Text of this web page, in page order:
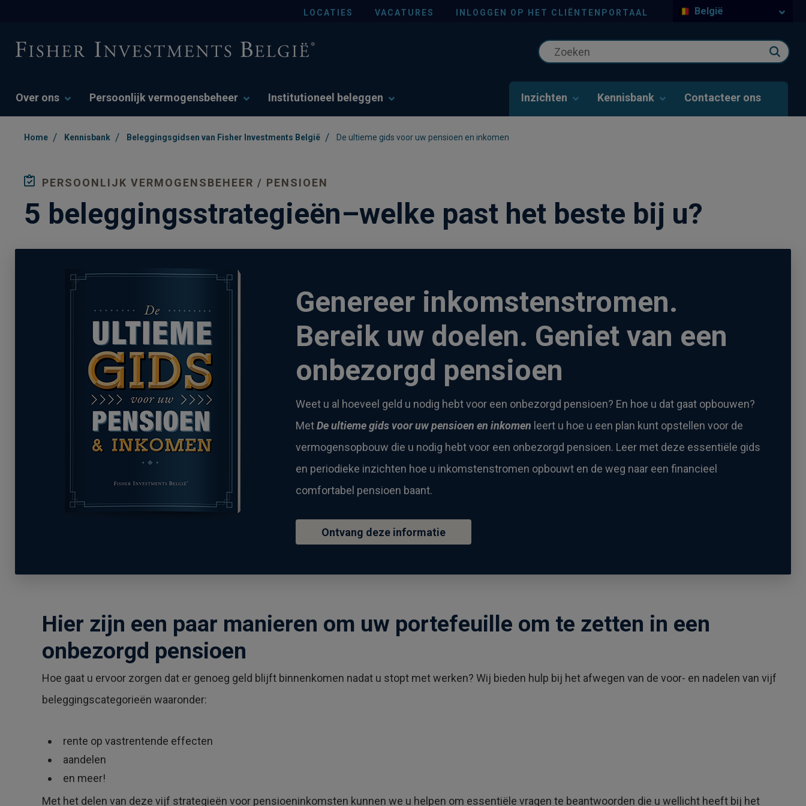
LOCATIES VACATURES INLOGGEN OP HET CLIËNTENPORTAAL België
Over ons Persoonlijk vermogensbeheer Institutioneel beleggen Inzichten Kennisbank Contacteer ons
Home / Kennisbank / Beleggingsgidsen van Fisher Investments België / De ultieme gids voor uw pensioen en inkomen
PERSOONLIJK VERMOGENSBEHEER / PENSIOEN
5 beleggingsstrategieën–welke past het beste bij u?
Genereer inkomstenstromen.
Bereik uw doelen. Geniet van een
onbezorgd pensioen
Weet u al hoeveel geld u nodig hebt voor een onbezorgd pensioen? En hoe u dat gaat opbouwen?
MetDe ultieme gids voor uw pensioen en inkomen leert u hoe u een plan kunt opstellen voor de
vermogensopbouw die u nodig hebt voor een onbezorgd pensioen. Leer met deze essentiële gids
en periodieke inzichten hoe u inkomstenstromen opbouwt en de weg naar een financieel
comfortabel pensioen baant.
Ontvang deze informatie
Hier zijn een paar manieren om uw portefeuille om te zetten in een
onbezorgd pensioen
Hoe gaat u ervoor zorgen dat er genoeg geld blijft binnenkomen nadat u stopt met werken? Wij bieden hulp bij het afwegen van de voor- en nadelen van vijf
beleggingscategorieën waaronder:
rente op vastrentende effecten
aandelen
en meer!
Met het delen van deze vijf strategieën voor pensioeninkomsten kunnen we u helpen om essentiële vragen te beantwoorden die u wellicht heeft bij het